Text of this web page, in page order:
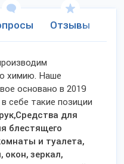
Отзывы
химию. Наше
основано в 2019
себе такие позиции
для
блестящего
и туалета,
зеркал,